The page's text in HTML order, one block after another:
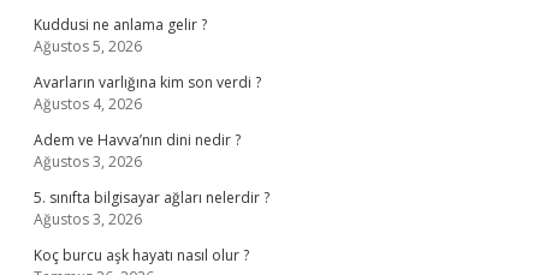
Kuddusi ne anlama gelir ?
Ağustos 5, 2026
Avarların varlığına kim son verdi ?
Ağustos 4, 2026
Adem ve Havva’nın dini nedir ?
Ağustos 3, 2026
5. sınıfta bilgisayar ağları nelerdir ?
Ağustos 3, 2026
Koç burcu aşk hayatı nasıl olur ?